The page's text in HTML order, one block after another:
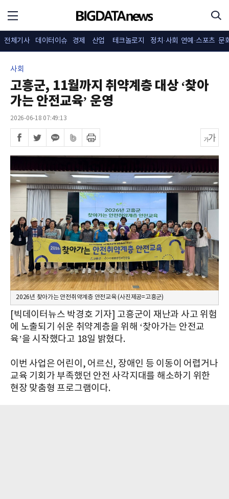
전체기사 데이터이슈 경제 산업 테크놀로지 정치·사회 연예·스포츠 문
사회
고흥군, 11월까지 취약계층 대상 ‘찾아
가는 안전교육’ 운영
2026-06-18 07:49:13
2026년 찾아가는 안전취약계층 안전교육 (사진제공=고흥군)
[빅데이터뉴스 박경호 기자] 고흥군이 재난과 사고 위험
에 노출되기 쉬운 취약계층을 위해 ‘찾아가는 안전교
육’을 시작했다고 18일 밝혔다.
이번 사업은 어린이, 어르신, 장애인 등 이동이 어렵거나
교육 기회가 부족했던 안전 사각지대를 해소하기 위한
현장 맞춤형 프로그램이다.